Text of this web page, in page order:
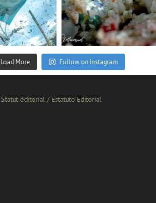
Aug 14
Load More Follow on Instagram
Statut éditorial / Estatuto Editorial